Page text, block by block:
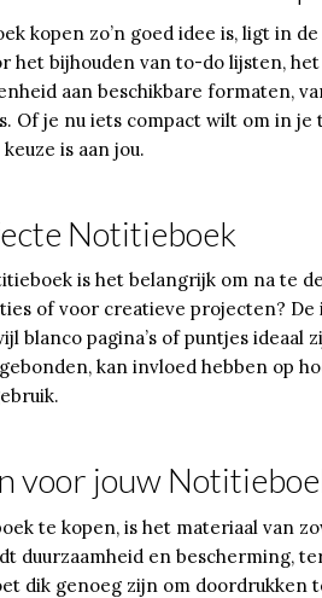
kopen zo’n goed idee is, ligt in
het bijhouden van to-do lijsten,
aan beschikbare formaten,
Of je nu iets compact wilt om in
is aan jou.
Notitieboek
is het belangrijk om na te
of voor creatieve projecten?
blanco pagina’s of puntjes ideaal
kan invloed hebben op
voor jouw
te kopen, is het materiaal van
duurzaamheid en bescherming,
dik genoeg zijn om doordrukken